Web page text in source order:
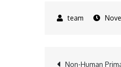
Non-Human